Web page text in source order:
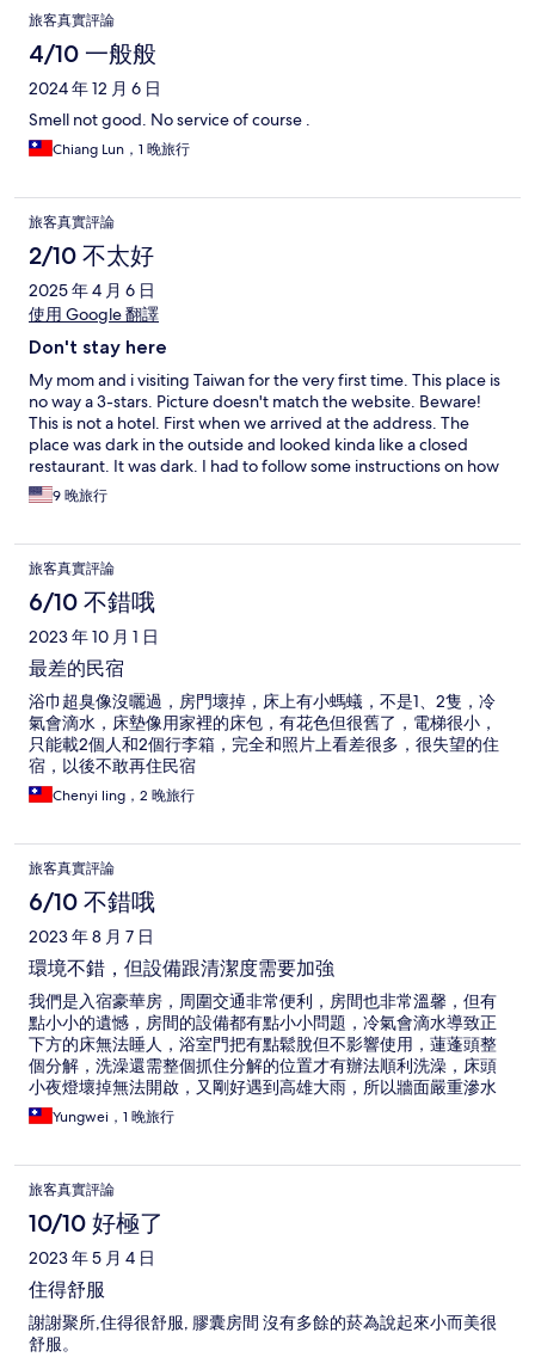
旅客真實評論
4/10 一般般
2024 年 12 月 6 日
Smell not good. No service of course .
Chiang Lun，1 晚旅行
旅客真實評論
2/10 不太好
2025 年 4 月 6 日
使用 Google 翻譯
Don't stay here
My mom and i visiting Taiwan for the very first time. This place is
no way a 3-stars. Picture doesn't match the website. Beware!
This is not a hotel. First when we arrived at the address. The
place was dark in the outside and looked kinda like a closed
restaurant. It was dark. I had to follow some instructions on how
to open the door at 4pm. The place was dark inside hard to see.
Felt like i was in a James bond movie that i had to break some
couldn't figure out the second part..again Because it was dark
inside. We took the elevator to our room (2nd floor) couldn't get
inside. Thank God someone was passing by and i asked him for
help. He said to go back downstairs for anther combination lock
for the room key. Ok did they got that.. again because it was
dark inside. Got to our room. It was smelly, rug and so called
couch was filly looking. No way i was going to sit on that and to
stay there. It was smelly and my mom felt dizzy. We called to ask
for another room. Someone came within 5minutes and told us
they didn't have another room and kicked us out. He was
standing there to make sure we were leaving. We asked for
refund. He said ok. We left. It was about 11pm. We were in the
street looking for another hotel. Thank God some one helped
reach THEM or language. NO REFUND BOTTOM LINE.
9 晚旅行
旅客真實評論
6/10 不錯哦
2023 年 10 月 1 日
最差的民宿
浴巾超臭像沒曬過，房門壞掉，床上有小螞蟻，不是1、2隻，冷
氣會滴水，床墊像用家裡的床包，有花色但很舊了，電梯很小，
只能載2個人和2個行李箱，完全和照片上看差很多，很失望的住
宿，以後不敢再住民宿
Chenyi ling，2 晚旅行
旅客真實評論
6/10 不錯哦
2023 年 8 月 7 日
環境不錯，但設備跟清潔度需要加強
我們是入宿豪華房，周圍交通非常便利，房間也非常溫馨，但有
點小小的遺憾，房間的設備都有點小小問題，冷氣會滴水導致正
下方的床無法睡人，浴室門把有點鬆脫但不影響使用，蓮蓬頭整
個分解，洗澡還需整個抓住分解的位置才有辦法順利洗澡，床頭
小夜燈壞掉無法開啟，又剛好遇到高雄大雨，所以牆面嚴重滲水
導致樓中樓的單人床頭部分嚴重積水，2個雙人床的部分蠻多螞蟻
的，睡覺的時候覺得渾身發癢，消毒度需要加強！希望能改善一
Yungwei，1 晚旅行
旅客真實評論
10/10 好極了
2023 年 5 月 4 日
住得舒服
謝謝聚所,住得很舒服, 膠囊房間 沒有多餘的菸為說起來小而美很
舒服。